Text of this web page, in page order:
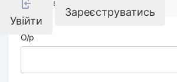
Увійти
Зареєструватись
Реквізити компанії
О/р